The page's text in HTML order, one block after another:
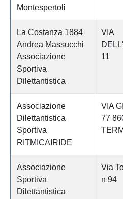
Montespertoli
La Costanza 1884
Andrea Massucchi
Associazione
Sportiva
Dilettantistica
VIA
11
Associazione
Dilettantistica
Sportiva
RITMICAIRIDE
VIA
77
Associazione
Sportiva
Dilettantistica
Via
n 94